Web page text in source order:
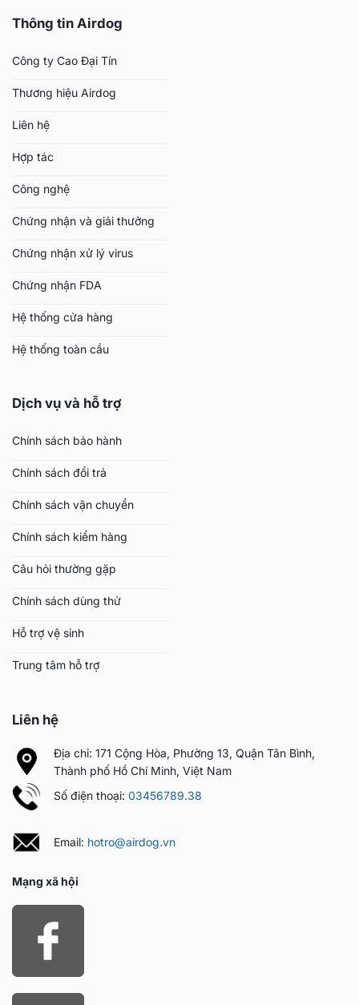
Thông tin Airdog
Công ty Cao Đại Tín
Thương hiệu Airdog
Liên hệ
Hợp tác
Công nghệ
Chứng nhận và giải thưởng
Chứng nhận xử lý virus
Chứng nhận FDA
Hệ thống cửa hàng
Hệ thống toàn cầu
Dịch vụ và hỗ trợ
Chính sách bảo hành
Chính sách đổi trả
Chính sách vận chuyển
Chính sách kiểm hàng
Câu hỏi thường gặp
Chính sách dùng thử
Hỗ trợ vệ sinh
Trung tâm hỗ trợ
Liên hệ
Địa chỉ: 171 Cộng Hòa, Phường 13, Quận Tân Bình,
Thành phố Hồ Chí Minh, Việt Nam
Số điện thoại: 03456789.38
Email: hotro@airdog.vn
Mạng xã hội